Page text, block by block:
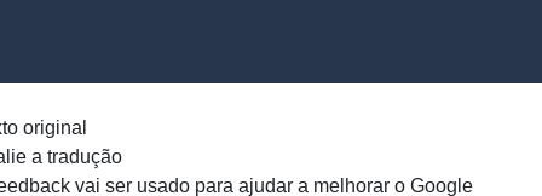
original
a tradução
vai ser usado para ajudar a melhorar o Google